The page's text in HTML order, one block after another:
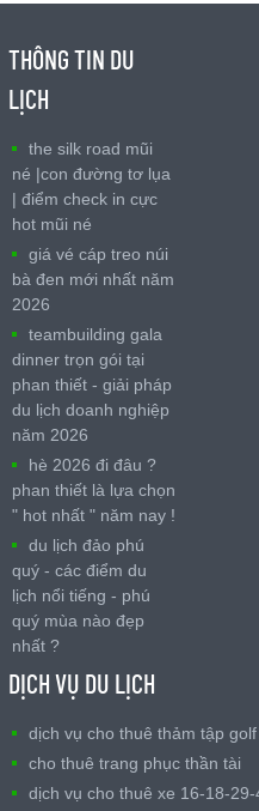
THÔNG TIN DU
LỊCH
the silk road mũi
né |con đường tơ lụa
| điểm check in cực
hot mũi né
giá vé cáp treo núi
bà đen mới nhất năm
2026
teambuilding gala
dinner trọn gói tại
phan thiết - giải pháp
du lịch doanh nghiệp
năm 2026
hè 2026 đi đâu ?
phan thiết là lựa chọn
" hot nhất " năm nay !
du lịch đảo phú
quý - các điểm du
lịch nổi tiếng - phú
quý mùa nào đẹp
nhất ?
DỊCH VỤ DU LỊCH
dịch vụ cho thuê thảm tập golf
cho thuê trang phục thần tài
dịch vụ cho thuê xe 16-18-